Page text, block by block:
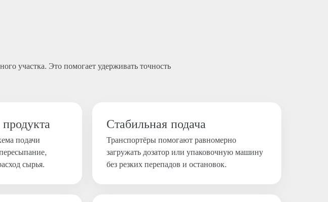
участка. Это помогает удерживать точность
подачи
сырья.
Стабильная подача
Транспортёры помогают равномерно
загружать дозатор или упаковочную машину
без резких перепадов и остановок.